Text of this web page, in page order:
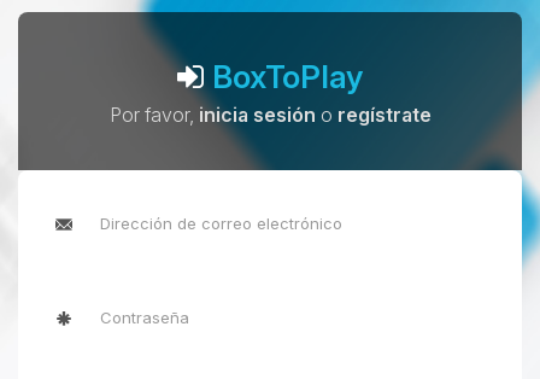
BoxToPlay
Por favor, inicia sesión o regístrate